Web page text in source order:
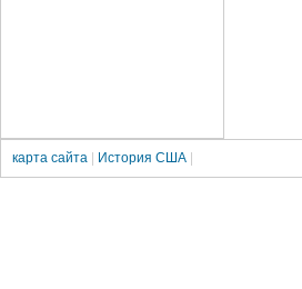
карта сайта История США